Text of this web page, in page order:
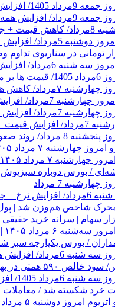
ها + جدول و جزئیات
ها + جدول و جزئیات
و جزئیات
همه قیمت ها + جدول
قیمت ها + جدول و جزئیات
+ جدول
روند صعودی
۷ مرداد ۱۴۰۵+ جدول قیمت‌ها
صنایع معاملات جذابی خواهند داشت؟
/ بورس دوباره
7 مرداد
+ جدول
شاخص هم‌وزن شد | پول
سهام | سرانه خرید حقیقی
تعداد نماد‌های منفی افزایش می‌یابد؟
/ بورس یکپارچه سبز
همه قیمت ها + جدول
۵۹۰ همتی در بهار
افزایش قیمت ها + جدول
شکسته شد / معاملات از مرز ۳۰
بیت‌کوین این مرز را از دست بدهد، همه‌چیز تغییر می‌کند